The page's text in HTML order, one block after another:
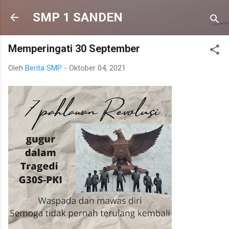
Langsung ke konten utama
SMP 1 SANDEN
Memperingati 30 September
Oleh Berita SMP - Oktober 04, 2021